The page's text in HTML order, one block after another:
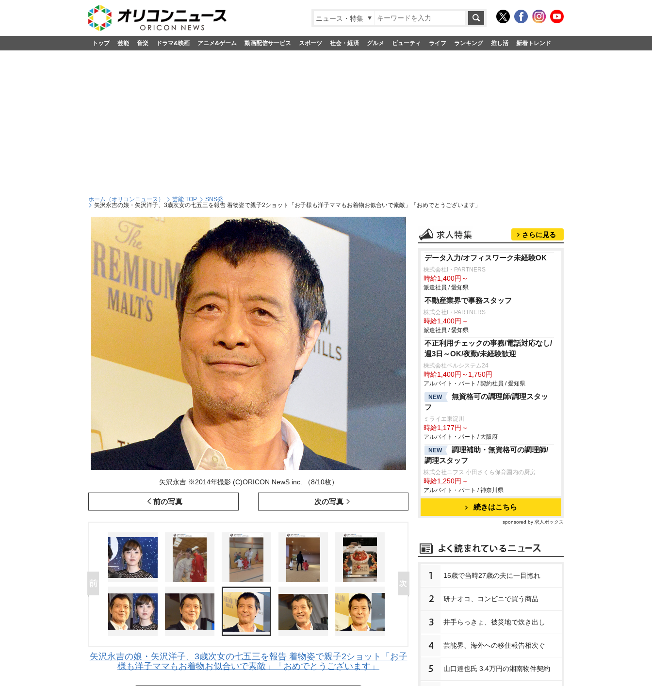
ニュース・特集
トップ 芸能 音楽 ドラマ&映画 アニメ&ゲーム 動画配信サービス スポーツ 社会・経済 グルメ ビューティ ライフ ランキング 推し活 新着トレンド
ホーム（オリコンニュース） 芸能 TOP
SNS発
矢沢永吉の娘・矢沢洋子、3歳次女の七五三を報告 着物姿で親子2ショット「お子様も洋子ママもお着物お似合いで素敵」「おめでとうございます」
矢沢永吉 ※2014年撮影 (C)ORICON NewS inc. （8/10枚）
前の写真 次の写真
矢沢永吉の娘・矢沢洋子、3歳次女の七五三を報告 着物姿で親子2ショット「お子
様も洋子ママもお着物お似合いで素敵」「おめでとうございます」
さらに見る
データ入力/オフィスワーク未経験OK
株式会社I・PARTNERS
時給1,400円～
派遣社員 / 愛知県
不動産業界で事務スタッフ
株式会社I・PARTNERS
時給1,400円～
派遣社員 / 愛知県
不正利用チェックの事務/電話対応なし/
週3日～OK/夜勤/未経験歓迎
株式会社ベルシステム24
時給1,400円～1,750円
アルバイト・パート / 契約社員 / 愛知県
NEW
無資格可の調理師/調理スタッ
フ
ミライエ東淀川
時給1,177円～
アルバイト・パート / 大阪府
NEW
調理補助・無資格可の調理師/
調理スタッフ
株式会社ニフス 小田さくら保育園内の厨房
時給1,250円～
アルバイト・パート / 神奈川県
続きはこちら
sponsored by 求人ボックス
1 15歳で当時27歳の夫に一目惚れ
2 研ナオコ、コンビニで買う商品
3 井手らっきょ、被災地で炊き出し
4 芸能界、海外への移住報告相次ぐ
5 山口達也氏 3.4万円の湘南物件契約